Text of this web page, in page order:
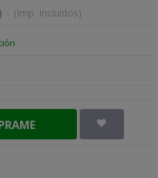
- (Imp. Incluidos)